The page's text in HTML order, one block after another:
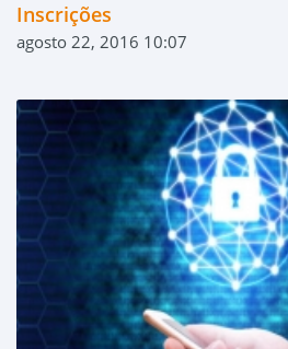
Inscrições
agosto 22, 2016 10:07